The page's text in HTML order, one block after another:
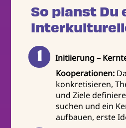
So planst Du
Initiierung –
Kooperationen:
konkretisieren,
und Ziele
suchen und ein
aufbauen, erste